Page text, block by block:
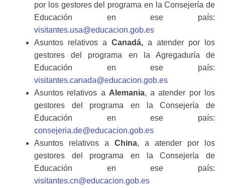
por los gestores del programa en la Consejería de
Educación en ese país:
visitantes.usa@educacion.gob.es
Asuntos relativos a Canadá, a atender por los
gestores del programa en la Agregaduría de
Educación en ese país:
visitantes.canada@educacion.gob.es
Asuntos relativos a Alemania, a atender por los
gestores del programa en la Consejería de
Educación en ese país:
consejeria.de@educacion.gob.es
Asuntos relativos a China, a atender por los
gestores del programa en la Consejería de
Educación en ese país:
visitantes.cn@educacion.gob.es